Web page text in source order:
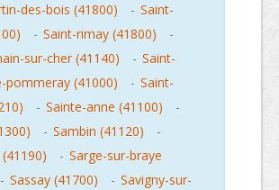
des-bois (41800)
- Saint-
- Saint-rimay (41800)
-
sur-cher (41140)
- Saint-
pommeray (41000)
- Saint-
- Sainte-anne (41100)
-
- Sambin (41120)
-
- Sarge-sur-braye
- Sassay (41700) - Savigny-sur-